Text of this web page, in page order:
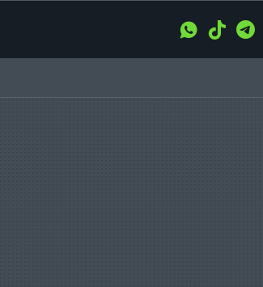
WhatsApp
Tiktok